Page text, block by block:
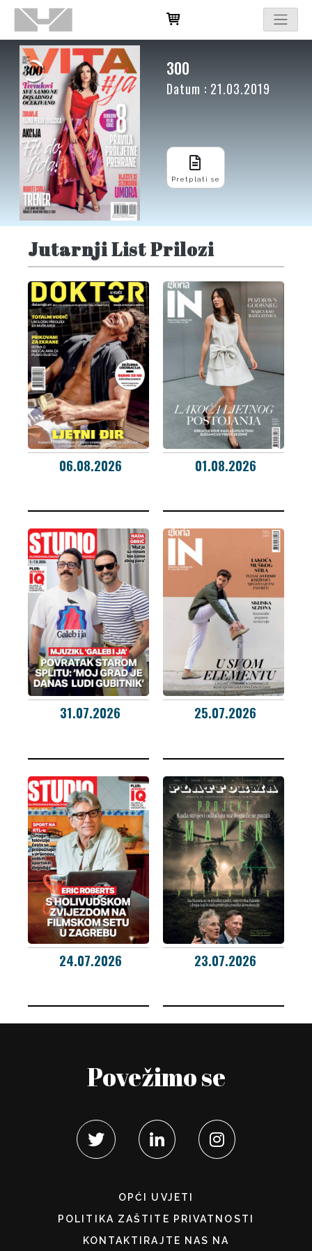
300
Datum : 21.03.2019
Pretplati se
Jutarnji List Prilozi
06.08.2026 01.08.2026
31.07.2026 25.07.2026
24.07.2026 23.07.2026
Povežimo se
OPĆI UVJETI
POLITIKA ZAŠTITE PRIVATNOSTI
KONTAKTIRAJTE NAS NA